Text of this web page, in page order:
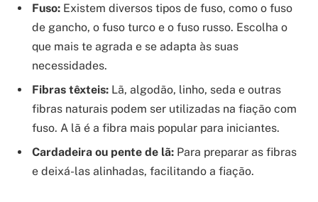
Fuso: Existem diversos tipos de fuso, como o fuso
de gancho, o fuso turco e o fuso russo. Escolha o
que mais te agrada e se adapta às suas
necessidades.
Fibras têxteis: Lã, algodão, linho, seda e outras
fibras naturais podem ser utilizadas na fiação com
fuso. A lã é a fibra mais popular para iniciantes.
Cardadeira ou pente de lã: Para preparar as fibras
e deixá-las alinhadas, facilitando a fiação.